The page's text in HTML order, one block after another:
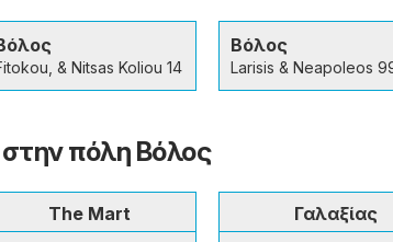
& Nitsas Koliou 14
Βόλος
Larisis & Neapoleos
πόλη Βόλος
The Mart
Γαλαξίας